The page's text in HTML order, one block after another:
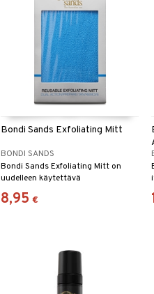
Bondi Sands Exfoliating Mitt
BONDI SANDS
Bondi Sands Exfoliating Mitt on
uudelleen käytettävä
kuorintakäsine, jolla on kaksi
käyttötarkoitusta, se sekä kuorii
8,95 €